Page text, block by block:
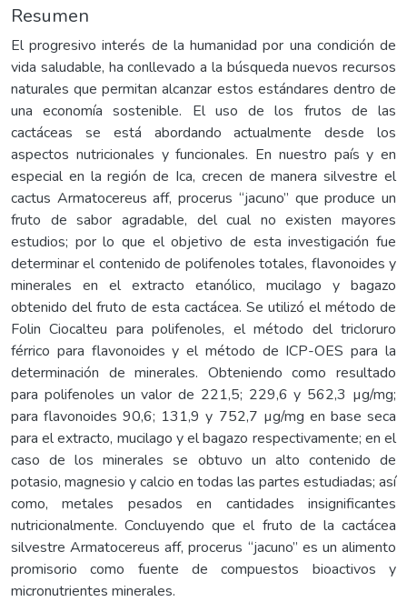
Resumen
El progresivo interés de la humanidad por una condición de
vida saludable, ha conllevado a la búsqueda nuevos recursos
naturales que permitan alcanzar estos estándares dentro de
una economía sostenible. El uso de los frutos de las
cactáceas se está abordando actualmente desde los
aspectos nutricionales y funcionales. En nuestro país y en
especial en la región de Ica, crecen de manera silvestre el
cactus Armatocereus aff, procerus “jacuno” que produce un
fruto de sabor agradable, del cual no existen mayores
estudios; por lo que el objetivo de esta investigación fue
determinar el contenido de polifenoles totales, flavonoides y
minerales en el extracto etanólico, mucilago y bagazo
obtenido del fruto de esta cactácea. Se utilizó el método de
Folin Ciocalteu para polifenoles, el método del tricloruro
férrico para flavonoides y el método de ICP-OES para la
determinación de minerales. Obteniendo como resultado
para polifenoles un valor de 221,5; 229,6 y 562,3 µg/mg;
para flavonoides 90,6; 131,9 y 752,7 µg/mg en base seca
para el extracto, mucilago y el bagazo respectivamente; en el
caso de los minerales se obtuvo un alto contenido de
potasio, magnesio y calcio en todas las partes estudiadas; así
como, metales pesados en cantidades insignificantes
nutricionalmente. Concluyendo que el fruto de la cactácea
silvestre Armatocereus aff, procerus “jacuno” es un alimento
promisorio como fuente de compuestos bioactivos y
micronutrientes minerales.